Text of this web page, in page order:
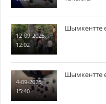
12-09-2025,
12:02
Шымкентте
4-09-2025,
15:40
Шымкентте